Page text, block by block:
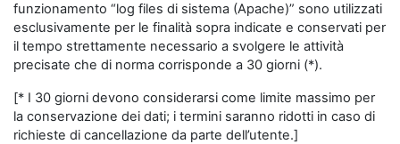
funzionamento “log files di sistema (Apache)” sono utilizzati
esclusivamente per le finalità sopra indicate e conservati per
il tempo strettamente necessario a svolgere le attività
precisate che di norma corrisponde a 30 giorni (*).
[* I 30 giorni devono considerarsi come limite massimo per
la conservazione dei dati; i termini saranno ridotti in caso di
richieste di cancellazione da parte dell’utente.]